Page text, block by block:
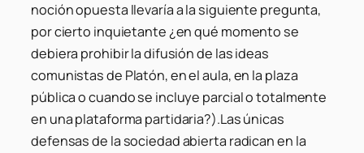
noción opuesta llevaría a la siguiente pregunta,
por cierto inquietante ¿en qué momento se
debiera prohibir la difusión de las ideas
comunistas de Platón, en el aula, en la plaza
pública o cuando se incluye parcial o totalmente
en una plataforma partidaria?).Las únicas
defensas de la sociedad abierta radican en la